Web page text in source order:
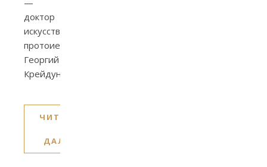
—
доктор
искусствоведения,
протоиерей
Георгий
Крейдун.
ЧИТАТЬ
ДАЛЕЕ